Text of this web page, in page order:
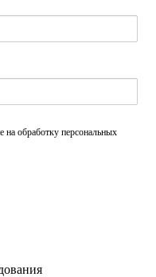
на обработку персональных